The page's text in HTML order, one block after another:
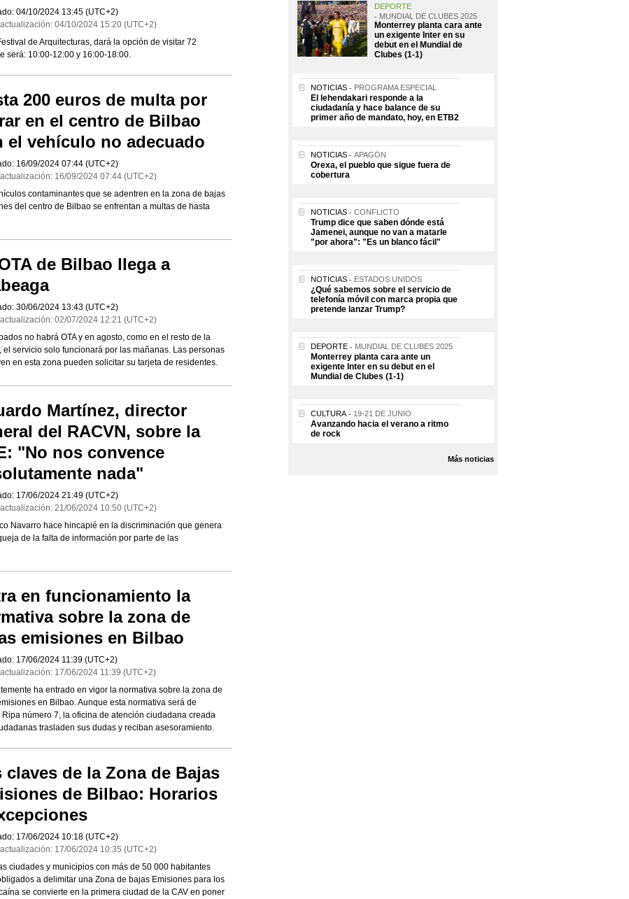
04/10/2024 13:45 (UTC+2)
04/10/2024 15:20 (UTC+2)
de Arquitecturas, dará la opción de visitar 72
será: 10:00-12:00 y 16:00-18:00.
200 euros de multa por
en el centro de Bilbao
el vehículo no adecuado
16/09/2024 07:44 (UTC+2)
16/09/2024 07:44 (UTC+2)
contaminantes que se adentren en la zona de bajas
del centro de Bilbao se enfrentan a multas de hasta
de Bilbao llega a
30/06/2024 13:43 (UTC+2)
02/07/2024 12:21 (UTC+2)
no habrá OTA y en agosto, como en el resto de la
el servicio solo funcionará por las mañanas. Las personas
en esta zona pueden solicitar su tarjeta de residentes.
Martínez, director
del RACVN, sobre la
"No nos convence
nada"
17/06/2024 21:49 (UTC+2)
21/06/2024 10:50 (UTC+2)
Navarro hace hincapié en la discriminación que genera
de la falta de información por parte de las
en funcionamiento la
sobre la zona de
emisiones en Bilbao
17/06/2024 11:39 (UTC+2)
17/06/2024 11:39 (UTC+2)
ha entrado en vigor la normativa sobre la zona de
en Bilbao. Aunque esta normativa será de
número 7, la oficina de atención ciudadana creada
trasladen sus dudas y reciban asesoramiento.
claves de la Zona de Bajas
de Bilbao: Horarios
17/06/2024 10:18 (UTC+2)
17/06/2024 10:35 (UTC+2)
ciudades y municipios con más de 50 000 habitantes
a delimitar una Zona de bajas Emisiones para los
se convierte en la primera ciudad de la CAV en poner
DEPORTE
MUNDIAL DE CLUBES 2025
Monterrey planta cara ante
un exigente Inter en su
debut en el Mundial de
Clubes (1-1)
NOTICIAS PROGRAMA ESPECIAL
El lehendakari responde a la
ciudadanía y hace balance de su
primer año de mandato, hoy, en ETB2
NOTICIAS APAGÓN
Orexa, el pueblo que sigue fuera de
cobertura
NOTICIAS CONFLICTO
Trump dice que saben dónde está
Jamenei, aunque no van a matarle
"por ahora": "Es un blanco fácil"
NOTICIAS ESTADOS UNIDOS
¿Qué sabemos sobre el servicio de
telefonía móvil con marca propia que
pretende lanzar Trump?
DEPORTE MUNDIAL DE CLUBES 2025
Monterrey planta cara ante un
exigente Inter en su debut en el
Mundial de Clubes (1-1)
CULTURA 19-21 DE JUNIO
Avanzando hacia el verano a ritmo
de rock
Más noticias